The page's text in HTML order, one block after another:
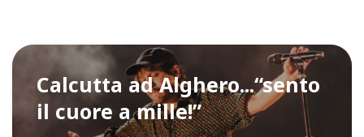
Calcutta ad Alghero...“sento
il cuore a mille!”